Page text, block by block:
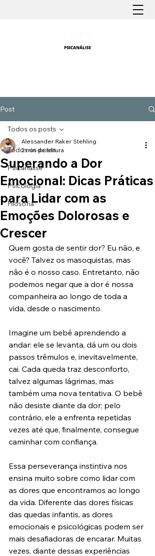
Post
Todos os posts
Psicanálise
Psicologia
Filosofia
Todos os posts
Superando a Dor
Emocional: Dicas Práticas
para Lidar com as
Emoções Dolorosas e
Crescer
Alessander Raker Stehling
2 min de leitura
Quem gosta de sentir dor? Eu não, e
você? Talvez os masoquistas, mas
não é o nosso caso. Entretanto, não
podemos negar que a dor é nossa
companheira ao longo de toda a
vida, desde o nascimento.
Imagine um bebê aprendendo a
andar: ele se levanta, dá um ou dois
passos trêmulos e, inevitavelmente,
cai. Cada queda traz desconforto,
talvez algumas lágrimas, mas
também uma nova tentativa. O bebê
não desiste diante da dor; pelo
contrário, ele a enfrenta repetidas
vezes até que, finalmente, consegue
caminhar com confiança.
Essa perseverança instintiva nos
ensina muito sobre como lidar com
as dores que encontramos ao longo
da vida. Diferente das dores físicas
das quedas infantis, as dores
emocionais e psicológicas podem ser
mais desafiadoras de encarar. Muitas
vezes, diante dessas experiências